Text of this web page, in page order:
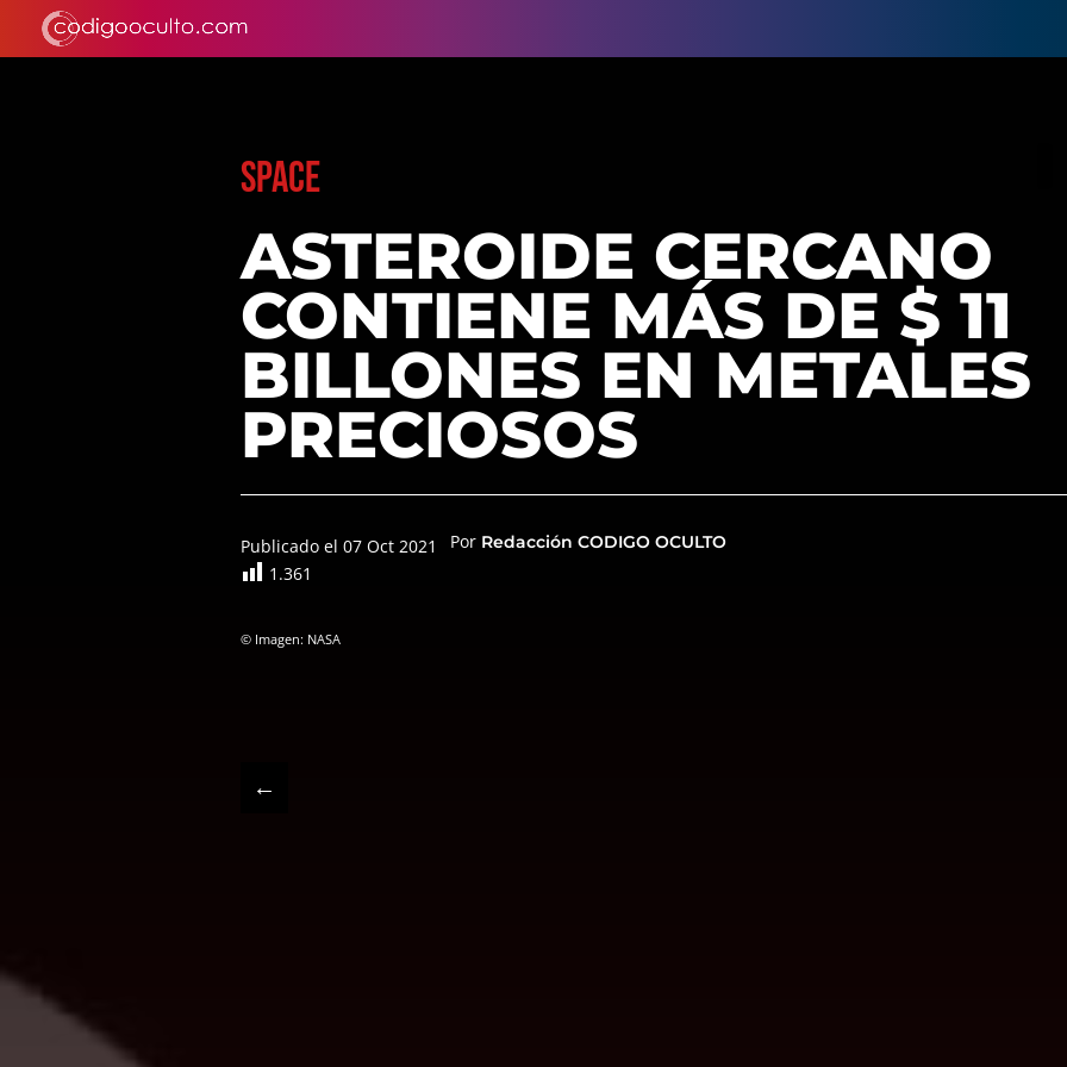
SPACE
ASTEROIDE CERCANO
CONTIENE MÁS DE $ 11
BILLONES EN METALES
PRECIOSOS
Publicado el 07 Oct 2021 Por Redacción CODIGO OCULTO
1.361
© Imagen: NASA
←